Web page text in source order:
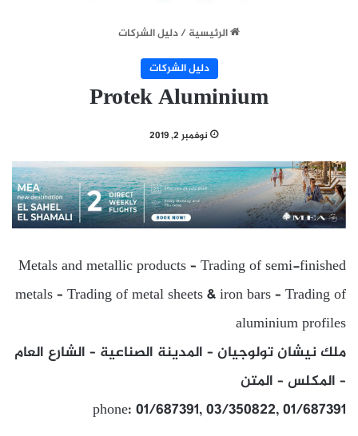
الرئيسية/دليل الشركات
دليل الشركات
Protek Aluminium
نوفمبر 2, 2019
Metals and metallic products – Trading of semi-finished
metals – Trading of metal sheets & iron bars – Trading of
aluminium profiles
ملك نيشان تولوجيان – المدينة الصناعية – الشارع العام
– المكلس – المتن
phone: 01/687391, 03/350822, 01/687391